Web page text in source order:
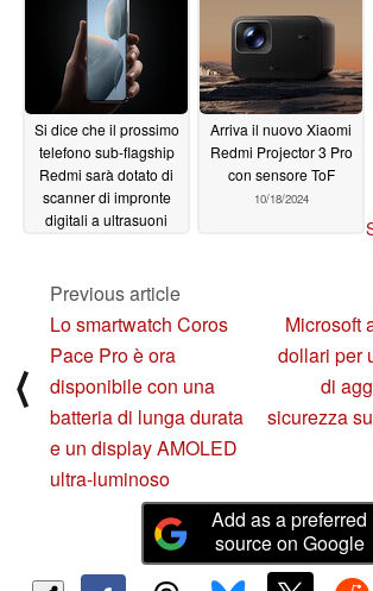
Si dice che il prossimo
telefono sub-flagship
Redmi sarà dotato di
scanner di impronte
digitali a ultrasuoni
Arriva il nuovo Xiaomi
Redmi Projector 3 Pro
con sensore ToF
10/18/2024
⟨
Previous article
Lo smartwatch Coros
Pace Pro è ora
disponibile con una
batteria di lunga durata
e un display AMOLED
ultra-luminoso
Microsoft
dollari per
di
sicurezza
Add as a preferred
source on Google